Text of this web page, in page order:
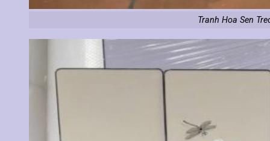
Tranh Hoa Sen